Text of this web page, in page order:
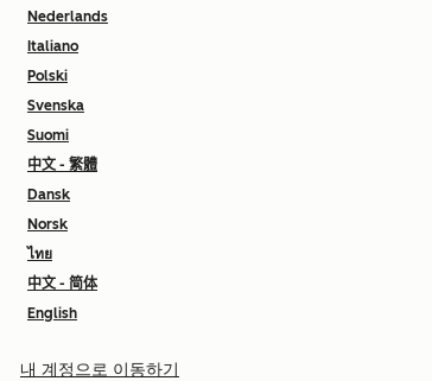
Nederlands
Italiano
Polski
Svenska
Suomi
中文 - 繁體
Dansk
Norsk
ไทย
中文 - 简体
English
내 계정으로 이동하기